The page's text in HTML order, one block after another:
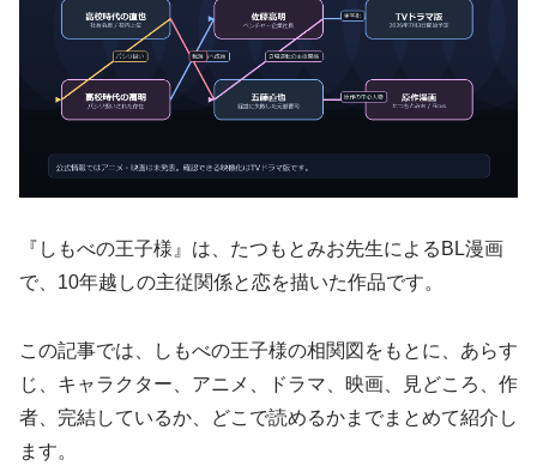
『しもべの王子様』は、たつもとみお先生によるBL漫画
で、10年越しの主従関係と恋を描いた作品です。
この記事では、しもべの王子様の相関図をもとに、あらす
じ、キャラクター、アニメ、ドラマ、映画、見どころ、作
者、完結しているか、どこで読めるかまでまとめて紹介し
ます。